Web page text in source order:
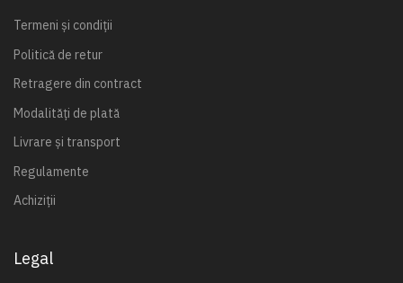
Termeni și condiții
Politică de retur
Retragere din contract
Modalități de plată
Livrare și transport
Regulamente
Achiziții
Legal